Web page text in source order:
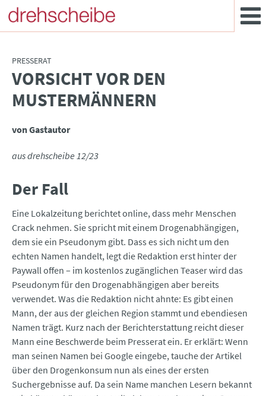
PRESSERAT
:VORSICHT VOR DEN
MUSTERMÄNNERN
von Gastautor
aus drehscheibe 12/23
Der Fall
Eine Lokalzeitung berichtet online, dass mehr Menschen
Crack nehmen. Sie spricht mit einem Drogenabhängigen,
dem sie ein Pseudonym gibt. Dass es sich nicht um den
echten Namen handelt, legt die Redaktion erst hinter der
Paywall offen – im kostenlos zugänglichen Teaser wird das
Pseudonym für den Drogenabhängigen aber bereits
verwendet. Was die Redaktion nicht ahnte: Es gibt einen
Mann, der aus der gleichen Region stammt und ebendiesen
Namen trägt. Kurz nach der Berichterstattung reicht dieser
Mann eine Beschwerde beim Presserat ein. Er erklärt: Wenn
man seinen Namen bei Google eingebe, tauche der Artikel
über den Drogenkonsum nun als eines der ersten
Suchergebnisse auf. Da sein Name manchen Lesern bekannt